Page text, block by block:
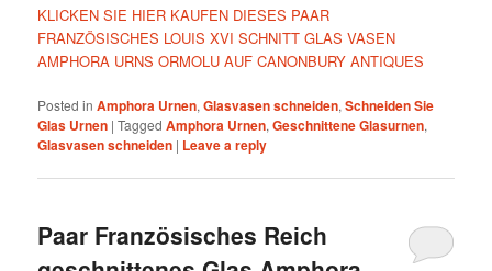
KLICKEN SIE HIER KAUFEN DIESES PAAR
FRANZÖSISCHES LOUIS XVI SCHNITT GLAS VASEN
AMPHORA URNS ORMOLU AUF CANONBURY ANTIQUES
Posted in Amphora Urnen,Glasvasen schneiden,Schneiden Sie
Glas Urnen |Tagged Amphora Urnen,Geschnittene Glasurnen,
Glasvasen schneiden | Leave a reply
Paar Französisches Reich